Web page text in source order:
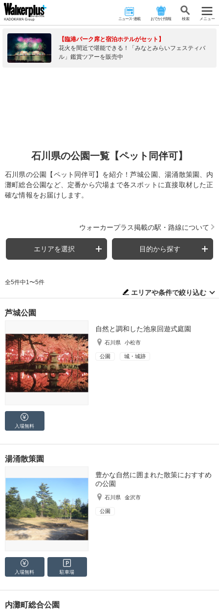
ニュース･連載 おでかけ情報 検 索 メニュー
【臨港パーク席と宿泊ホテルがセット】
花火を間近で堪能できる！「みなとみらいフェスティバ
ル」鑑賞ツアーを販売中
石川県の公園一覧【ペット同伴可】
石川県の公園【ペット同伴可】を紹介！芦城公園、湯涌散策園、内
灘町総合公園など、定番から穴場まで各スポットに直接取材した正
確な情報をお届けします。
ウォーカープラス掲載の駅・路線について
エリアを選択 目的から探す
全5件中1〜5件
エリアや条件で絞り込む
芦城公園
自然と調和した池泉回遊式庭園
石川県 小松市
公園 城・城跡
入場無料
湯涌散策園
豊かな自然に囲まれた散策におすすめ
の公園
石川県 金沢市
公園
入場無料 駐車場
内灘町総合公園